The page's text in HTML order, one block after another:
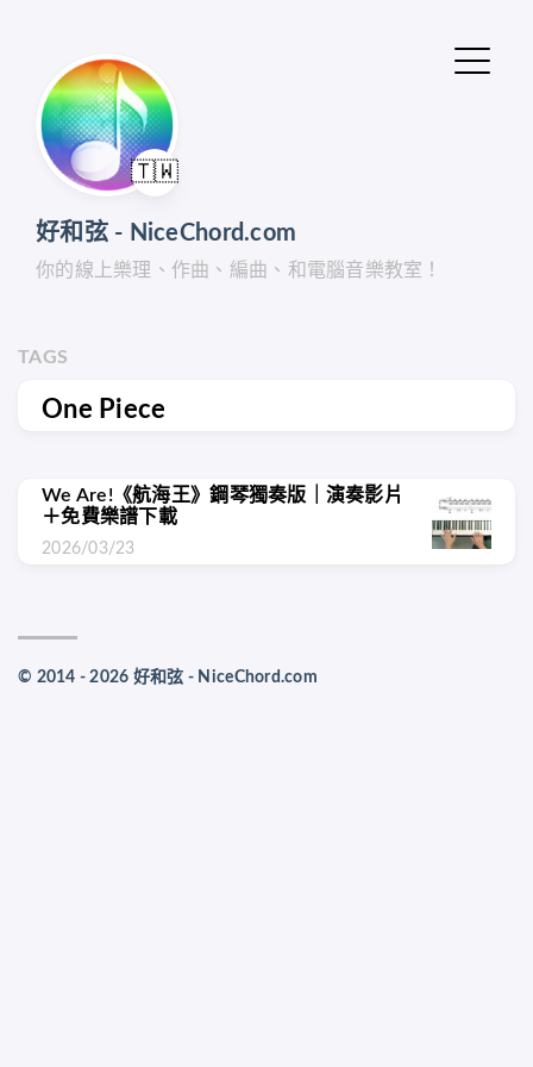
🇹🇼
好和弦 - NiceChord.com
你的線上樂理、作曲、編曲、和電腦音樂教室！
TAGS
One Piece
We Are!《航海王》鋼琴獨奏版｜演奏影片
＋免費樂譜下載
2026/03/23
© 2014 - 2026 好和弦 - NiceChord.com